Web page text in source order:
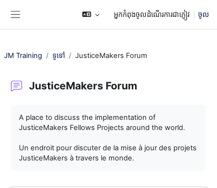
អ្នកកំពុងចូលដំណើរការជាភ្ញៀវ ចូល
JM Training ទូទៅ JusticeMakers Forum
JusticeMakers Forum
A place to discuss the implementation of
JusticeMakers Fellows Projects around the world.
Un endroit pour discuter de la mise à jour des projets
JusticeMakers à travers le monde.